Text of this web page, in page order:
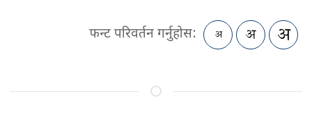
फन्ट परिवर्तन गर्नुहोस: